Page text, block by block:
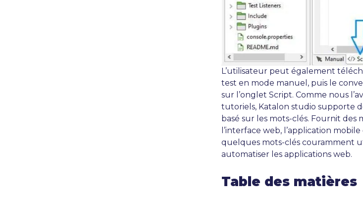
L’utilisateur peut également
test en mode manuel, puis le
sur l’onglet Script. Comme nous
tutoriels, Katalon studio supporte
basé sur les mots-clés. Fournit
l’interface web, l’application
quelques mots-clés couramment
automatiser les applications web.
Table des matières